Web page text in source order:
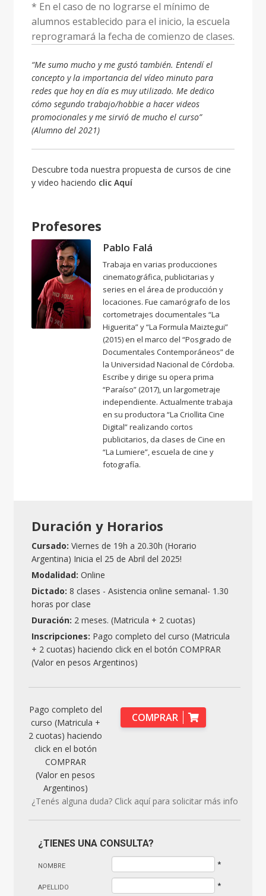
* En el caso de no lograrse el mínimo de
alumnos establecido para el inicio, la escuela
reprogramará la fecha de comienzo de clases.
“Me sumo mucho y me gustó también. Entendí el
concepto y la importancia del vídeo minuto para
redes que hoy en día es muy utilizado. Me dedico
cómo segundo trabajo/hobbie a hacer videos
promocionales y me sirvió de mucho el curso”
(Alumno del 2021)
Descubre toda nuestra propuesta de cursos de cine
y video haciendo clic Aquí
Profesores
Pablo Falá
Trabaja en varias producciones
cinematográfica, publicitarias y
series en el área de producción y
locaciones. Fue camarógrafo de los
cortometrajes documentales “La
Higuerita” y “La Formula Maiztegui”
(2015) en el marco del “Posgrado de
Documentales Contemporáneos” de
la Universidad Nacional de Córdoba.
Escribe y dirige su opera prima
“Paraíso” (2017), un largometraje
independiente. Actualmente trabaja
en su productora “La Criollita Cine
Digital” realizando cortos
publicitarios, da clases de Cine en
“La Lumiere”, escuela de cine y
fotografía.
Duración y Horarios
Cursado: Viernes de 19h a 20.30h (Horario
Argentina) Inicia el 25 de Abril del 2025!
Modalidad: Online
Dictado: 8 clases - Asistencia online semanal- 1.30
horas por clase
Duración: 2 meses. (Matricula + 2 cuotas)
Inscripciones: Pago completo del curso (Matricula
+ 2 cuotas) haciendo click en el botón COMPRAR
(Valor en pesos Argentinos)
Pago completo del
curso (Matricula +
2 cuotas) haciendo
click en el botón
COMPRAR
(Valor en pesos
Argentinos)
COMPRAR
¿Tenés alguna duda? Click aquí para solicitar más info